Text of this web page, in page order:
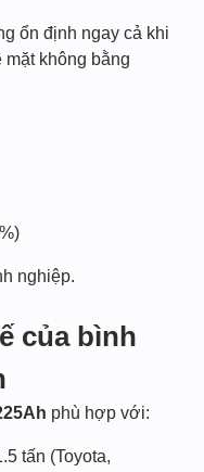
ổn định ngay cả khi
mặt không bằng
nghiệp.
của bình
phù hợp với:
tấn (Toyota,